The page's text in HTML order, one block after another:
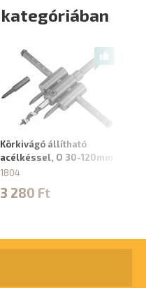
Körkivágó állítható
acélkéssel, O 30-120mm
1804
3 280 Ft